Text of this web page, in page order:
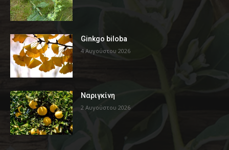
Ginkgo biloba
4 Αυγούστου 2026
Ναριγκίνη
2 Αυγούστου 2026